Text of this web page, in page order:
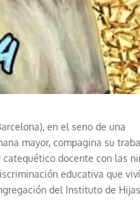
en el seno de una
mayor, compagina su
docente con las
educativa que
del Instituto de